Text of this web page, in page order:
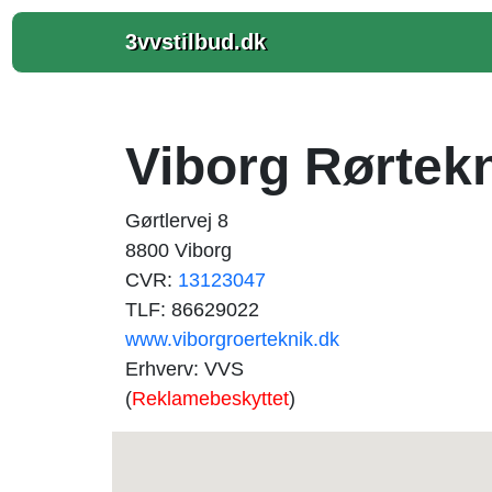
3vvstilbud.dk
Viborg
Gørtlervej 8
8800 Viborg
CVR: 13123047
TLF: 86629022
www.viborgroerteknik.dk
Erhverv: VVS
(Reklamebeskyttet)